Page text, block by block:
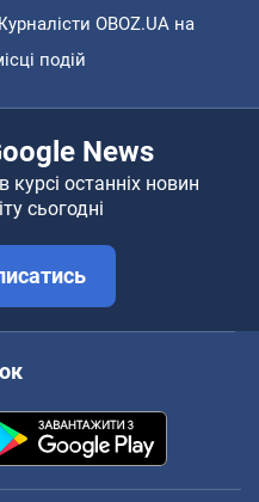
OBOZ.UA на
подій
News
курсі останніх новин
сьогодні